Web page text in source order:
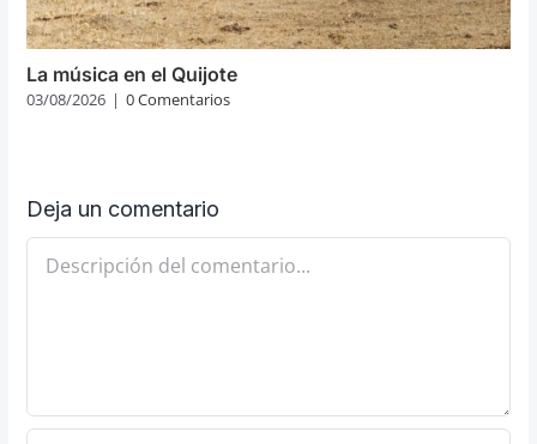
La música en el Quijote
03/08/2026 | 0 Comentarios
Deja un comentario
Comentario